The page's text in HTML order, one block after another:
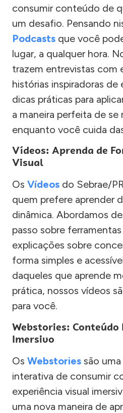
consumir conteúdo de
um desafio. Pensando
Podcasts que você
lugar, a qualquer hora.
trazem entrevistas com
histórias inspiradoras
dicas práticas para
a maneira perfeita de
enquanto você cuida
Vídeos: Aprenda de
Visual
Os Vídeos do Sebrae/
quem prefere aprender
dinâmica. Abordamos
passo sobre
explicações sobre
forma simples e
daqueles que aprende
prática, nossos vídeos
para você.
Webstories:
Imersivo
Os Webstories são
interativa de consumir
experiência visual
uma nova maneira de